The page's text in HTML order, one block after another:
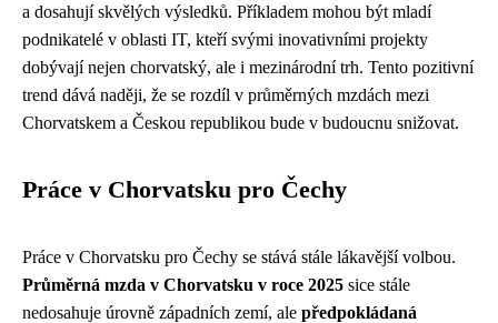
a dosahují skvělých výsledků. Příkladem mohou být mladí
podnikatelé v oblasti IT, kteří svými inovativními projekty
dobývají nejen chorvatský, ale i mezinárodní trh. Tento pozitivní
trend dává naději, že se rozdíl v průměrných mzdách mezi
Chorvatskem a Českou republikou bude v budoucnu snižovat.
Práce v Chorvatsku pro Čechy
Práce v Chorvatsku pro Čechy se stává stále lákavější volbou.
Průměrná mzda v Chorvatsku v roce 2025 sice stále
nedosahuje úrovně západních zemí, ale předpokládaná